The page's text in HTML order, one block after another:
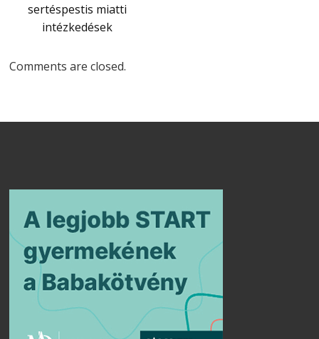
sertéspestis miatti
intézkedések
Comments are closed.